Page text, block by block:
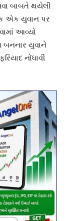
બાબતે થયેલી
એક યુવાન પર
આવ્યો
બનનાર યુવાને
નોંધાવી